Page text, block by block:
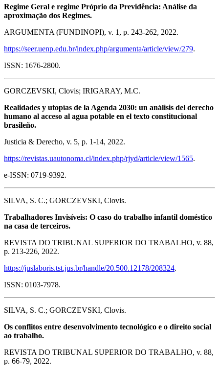
Regime Geral e regime Próprio da Previdência: Análise da
aproximação dos Regimes.
ARGUMENTA (FUNDINOPI), v. 1, p. 243-262, 2022.
https://seer.uenp.edu.br/index.php/argumenta/article/view/279.
ISSN: 1676-2800.
GORCZEVSKI, Clovis; IRIGARAY, M.C.
Realidades y utopías de la Agenda 2030: un análisis del derecho
humano al acceso al agua potable en el texto constitucional
brasileño.
Justicia & Derecho, v. 5, p. 1-14, 2022.
https://revistas.uautonoma.cl/index.php/rjyd/article/view/1565.
e-ISSN: 0719-9392.
SILVA, S. C.; GORCZEVSKI, Clovis.
Trabalhadores Invisíveis: O caso do trabalho infantil doméstico
na casa de terceiros.
REVISTA DO TRIBUNAL SUPERIOR DO TRABALHO, v. 88,
p. 213-226, 2022.
https://juslaboris.tst.jus.br/handle/20.500.12178/208324.
ISSN: 0103-7978.
SILVA, S. C.; GORCZEVSKI, Clovis.
Os conflitos entre desenvolvimento tecnológico e o direito social
ao trabalho.
REVISTA DO TRIBUNAL SUPERIOR DO TRABALHO, v. 88,
p. 66-79, 2022.